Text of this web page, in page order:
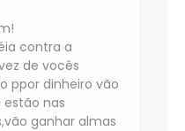
contra a
de vocês
ppor dinheiro vão
estão nas
ganhar almas